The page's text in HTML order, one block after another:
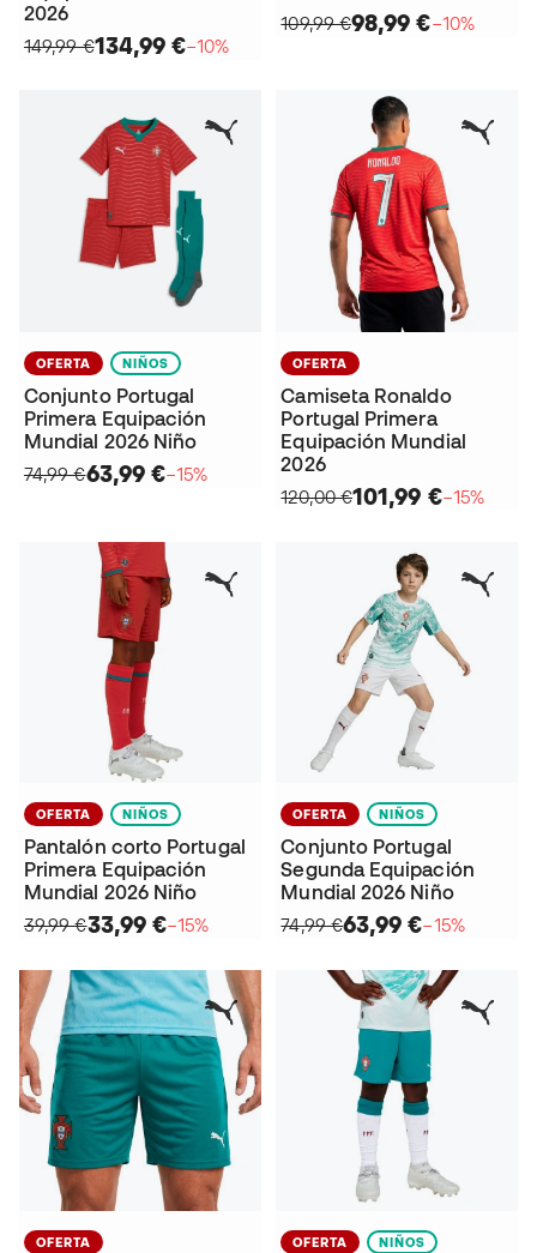
2026
149,99 €134,99 €−10%
109,99 €98,99 €−10%
OFERTA NIÑOS
Conjunto Portugal
Primera Equipación
Mundial 2026 Niño
74,99 €63,99 €−15%
OFERTA
Camiseta Ronaldo
Portugal Primera
Equipación Mundial
2026
120,00 €101,99 €−15%
OFERTA NIÑOS
Pantalón corto Portugal
Primera Equipación
Mundial 2026 Niño
39,99 €33,99 €−15%
OFERTA NIÑOS
Conjunto Portugal
Segunda Equipación
Mundial 2026 Niño
74,99 €63,99 €−15%
OFERTA OFERTA NIÑOS